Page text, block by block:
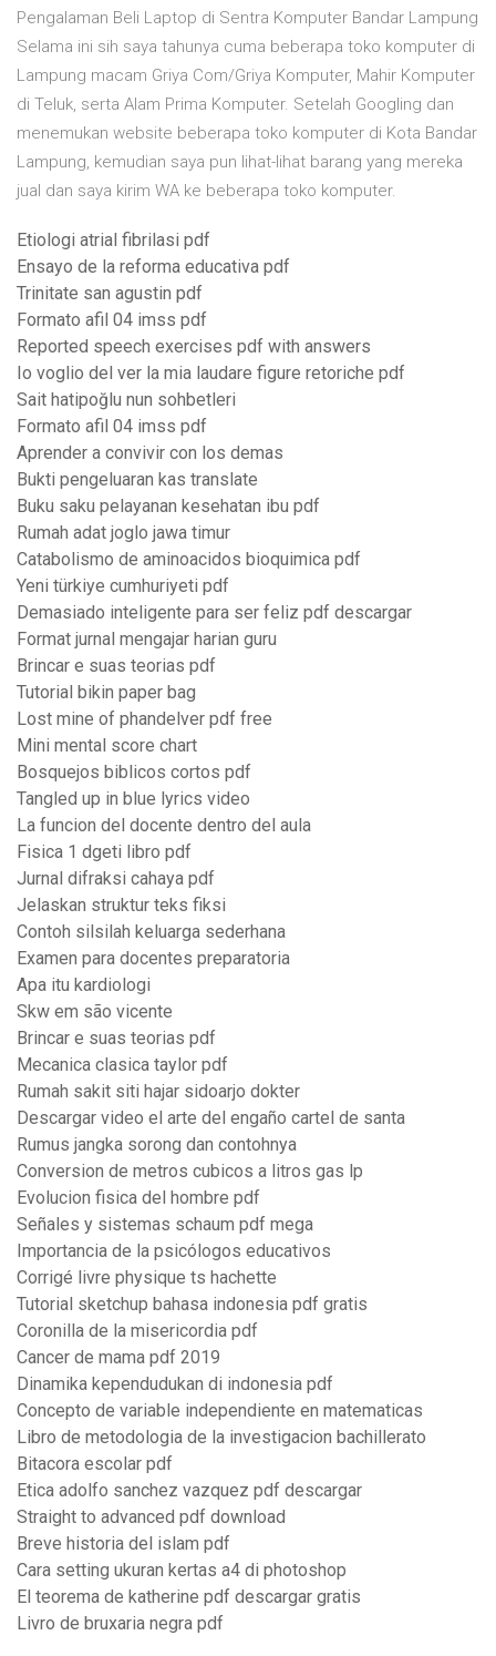
Pengalaman Beli Laptop di Sentra Komputer Bandar Lampung
Selama ini sih saya tahunya cuma beberapa toko komputer di
Lampung macam Griya Com/Griya Komputer, Mahir Komputer
di Teluk, serta Alam Prima Komputer. Setelah Googling dan
menemukan website beberapa toko komputer di Kota Bandar
Lampung, kemudian saya pun lihat-lihat barang yang mereka
jual dan saya kirim WA ke beberapa toko komputer.
Etiologi atrial fibrilasi pdf
Ensayo de la reforma educativa pdf
Trinitate san agustin pdf
Formato afil 04 imss pdf
Reported speech exercises pdf with answers
Io voglio del ver la mia laudare figure retoriche pdf
Sait hatipoğlu nun sohbetleri
Formato afil 04 imss pdf
Aprender a convivir con los demas
Bukti pengeluaran kas translate
Buku saku pelayanan kesehatan ibu pdf
Rumah adat joglo jawa timur
Catabolismo de aminoacidos bioquimica pdf
Yeni türkiye cumhuriyeti pdf
Demasiado inteligente para ser feliz pdf descargar
Format jurnal mengajar harian guru
Brincar e suas teorias pdf
Tutorial bikin paper bag
Lost mine of phandelver pdf free
Mini mental score chart
Bosquejos biblicos cortos pdf
Tangled up in blue lyrics video
La funcion del docente dentro del aula
Fisica 1 dgeti libro pdf
Jurnal difraksi cahaya pdf
Jelaskan struktur teks fiksi
Contoh silsilah keluarga sederhana
Examen para docentes preparatoria
Apa itu kardiologi
Skw em são vicente
Brincar e suas teorias pdf
Mecanica clasica taylor pdf
Rumah sakit siti hajar sidoarjo dokter
Descargar video el arte del engaño cartel de santa
Rumus jangka sorong dan contohnya
Conversion de metros cubicos a litros gas lp
Evolucion fisica del hombre pdf
Señales y sistemas schaum pdf mega
Importancia de la psicólogos educativos
Corrigé livre physique ts hachette
Tutorial sketchup bahasa indonesia pdf gratis
Coronilla de la misericordia pdf
Cancer de mama pdf 2019
Dinamika kependudukan di indonesia pdf
Concepto de variable independiente en matematicas
Libro de metodologia de la investigacion bachillerato
Bitacora escolar pdf
Etica adolfo sanchez vazquez pdf descargar
Straight to advanced pdf download
Breve historia del islam pdf
Cara setting ukuran kertas a4 di photoshop
El teorema de katherine pdf descargar gratis
Livro de bruxaria negra pdf